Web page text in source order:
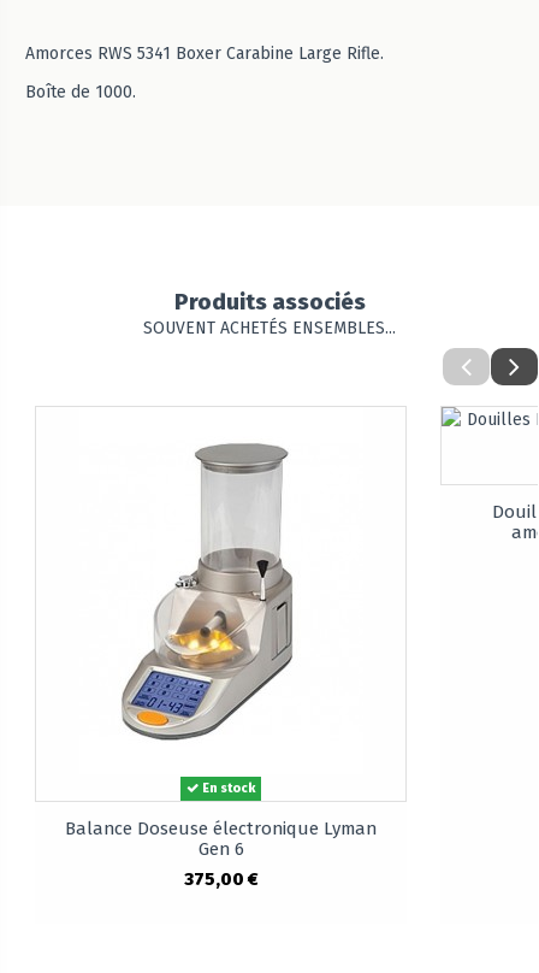
Amorces RWS 5341 Boxer Carabine Large Rifle.
Boîte de 1000.
Produits associés
SOUVENT ACHETÉS ENSEMBLES...
En stock
Balance Doseuse électronique Lyman
Gen 6
375,00 €